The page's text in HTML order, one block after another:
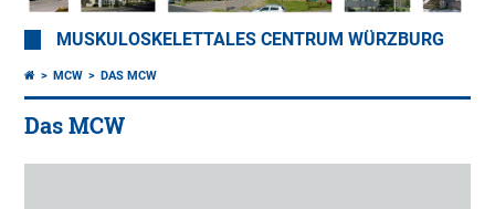
MUSKULOSKELETTALES CENTRUM WÜRZBURG
MCW DAS MCW
Das MCW